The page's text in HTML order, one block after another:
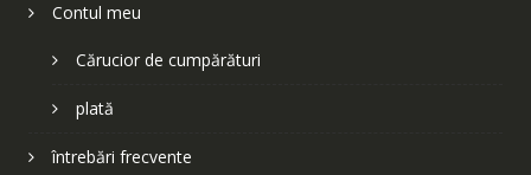
Contul meu
Cărucior de cumpărături
plată
întrebări frecvente